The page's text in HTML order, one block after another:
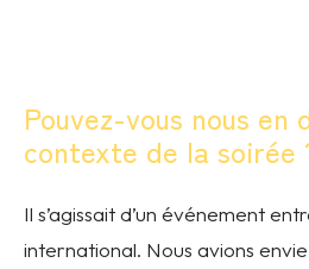
Pouvez-vous nous en
contexte de la soirée
Il s’agissait d’un événement
international. Nous avions